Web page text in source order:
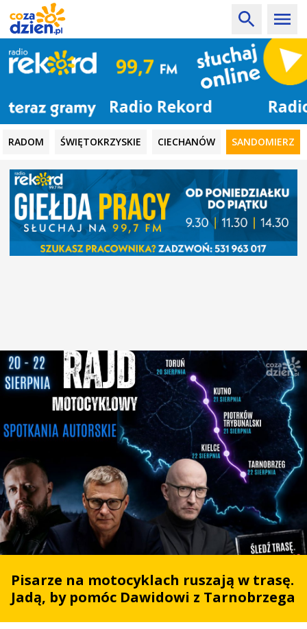
Radio Rekord
RADOM ŚWIĘTOKRZYSKIE CIECHANÓW SANDOMIERZ
Pisarze na motocyklach ruszają w trasę.
Jadą, by pomóc Dawidowi z Tarnobrzega